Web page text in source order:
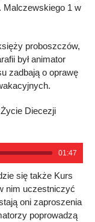
Malczewskiego 1 w
proboszczów,
był animator
zadbają o oprawę
Diecezji
01:47
się także Kurs
nim uczestniczyć
oni zaproszenia
poprowadzą